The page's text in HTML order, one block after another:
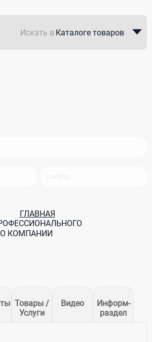
Искать в Каталоге товаров
ГЛАВНАЯ
КОМПАНИИ
Товары /
Услуги
Видео
Информ-
раздел